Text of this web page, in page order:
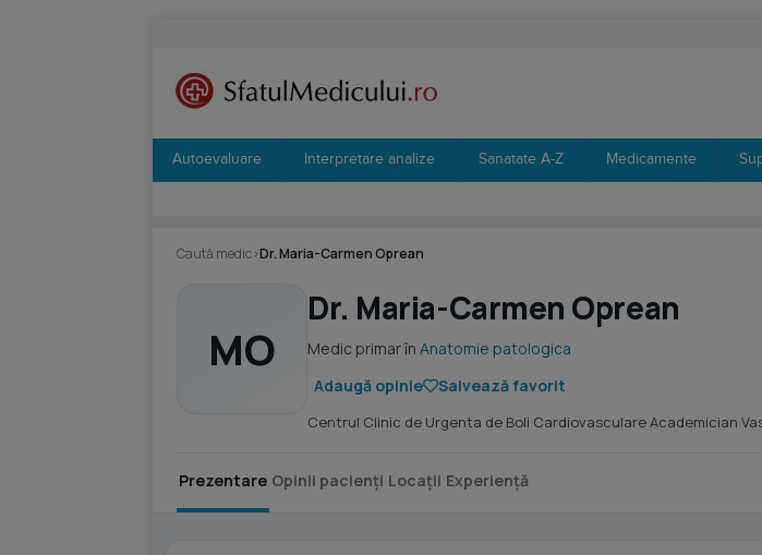
Autoevaluare Interpretare analize Sanatate A-Z Medicamente
Caută medic›Dr. Maria-Carmen Oprean
MO
Dr. Maria-Carmen Oprean
Medic primar în Anatomie patologica
Adaugă opinie
Salvează favorit
Centrul Clinic de Urgenta de Boli Cardiovasculare Academician
Prezentare Opinii pacienți Locații Experiență